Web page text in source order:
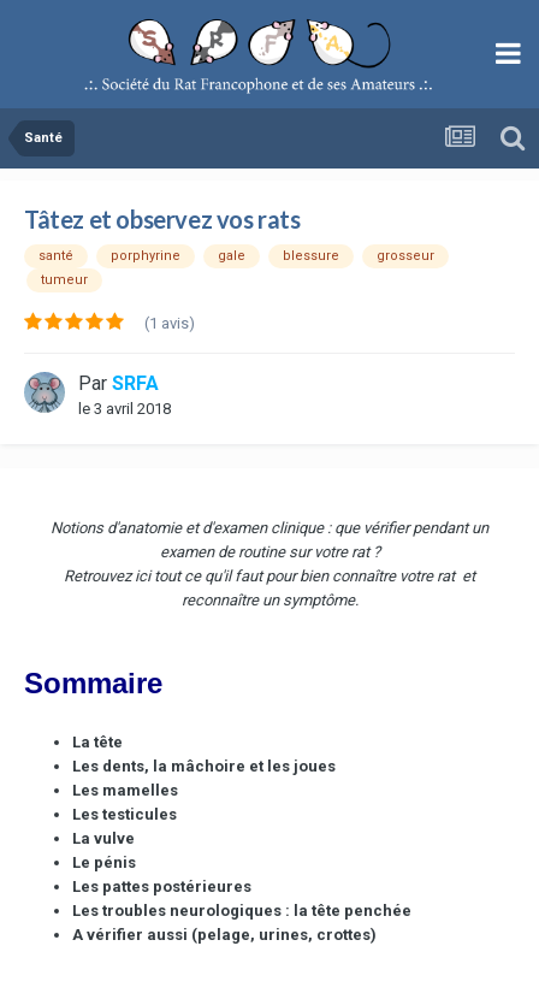
Santé
Tâtez et observez vos rats
santé porphyrine gale blessure
grosseur
tumeur
(1 avis)
Par SRFA
le 3 avril 2018
Notions d'anatomie et d'examen clinique :que vérifier pendant un
examen de routine sur votre rat ?
Retrouvez ici tout ce qu'il faut pour bien connaître votre rat et
reconnaître un symptôme.
Sommaire
La tête
Les dents, la mâchoire et les joues
Les mamelles
Les testicules
La vulve
Le pénis
Les pattes postérieures
Les troubles neurologiques : la tête penchée
A vérifier aussi (pelage, urines, crottes)